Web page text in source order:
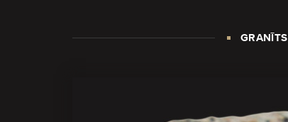
GRANĪTS